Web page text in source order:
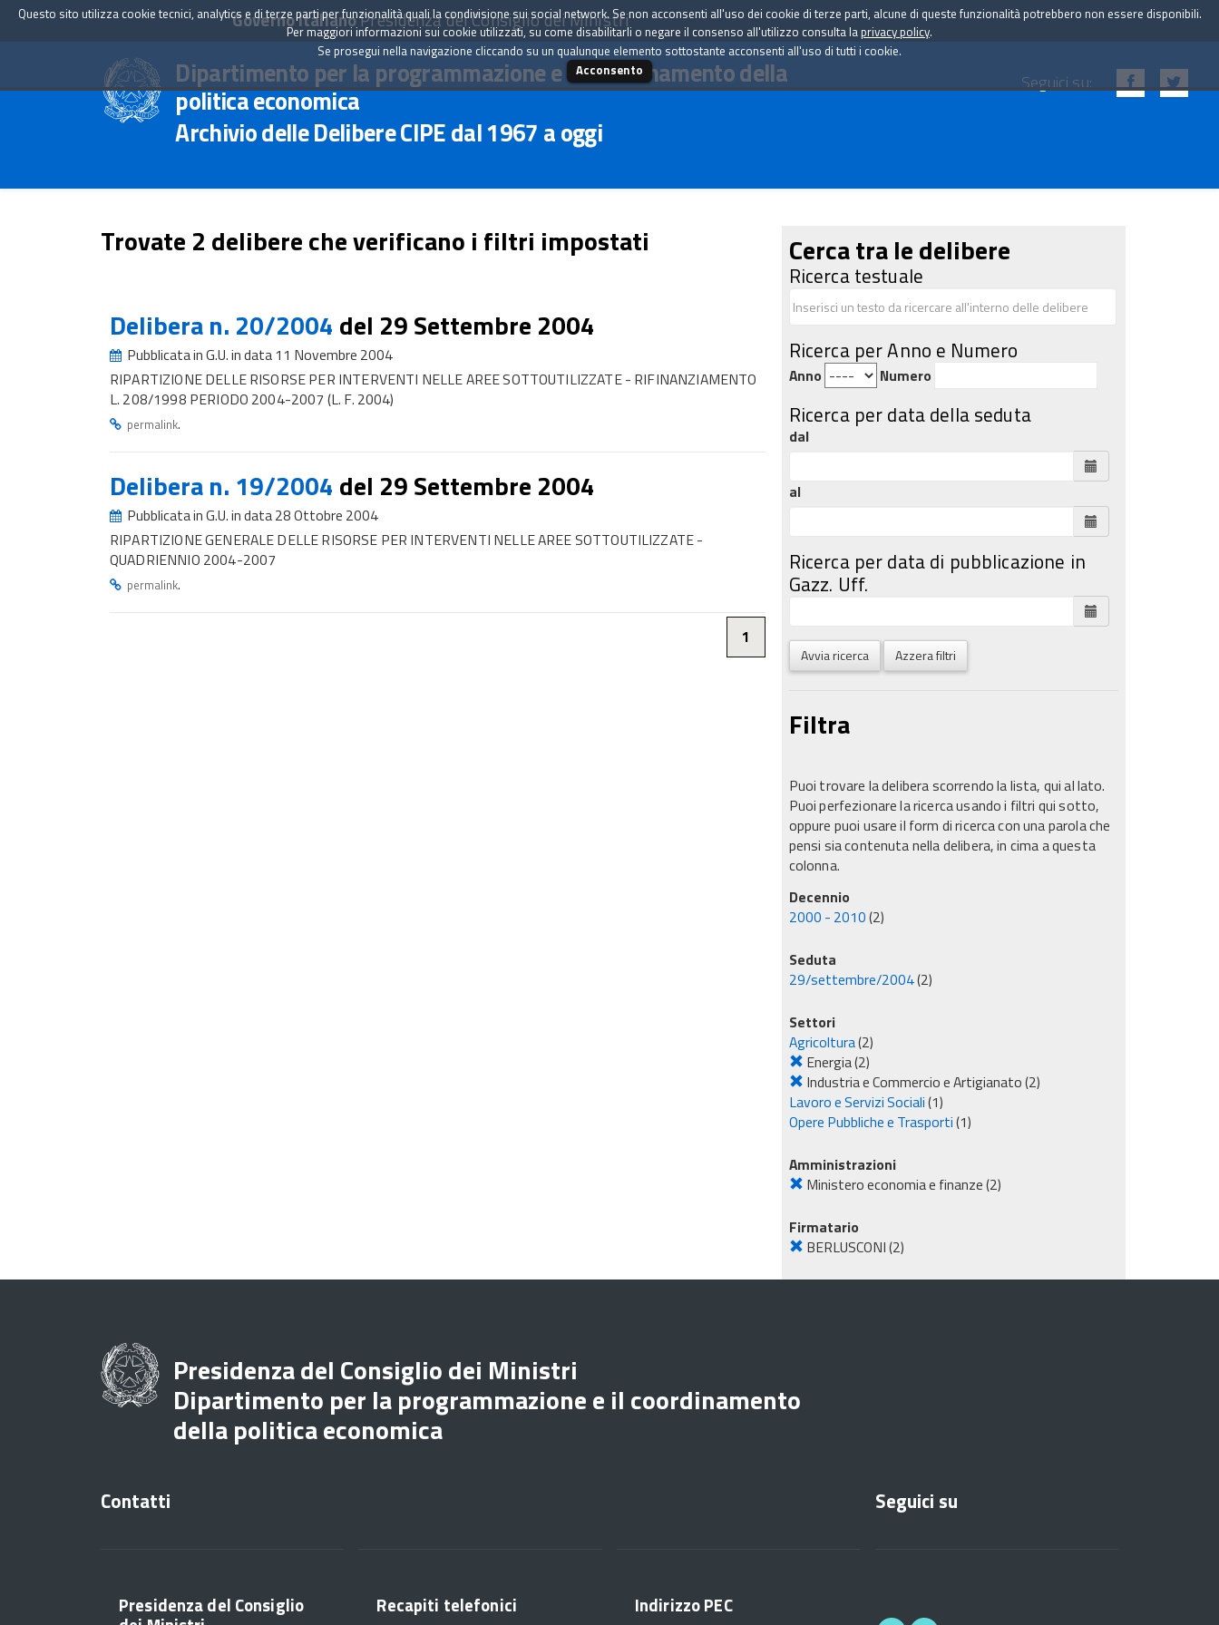
Governo ItalianoPresidenza del Consiglio dei Ministri
Dipartimento per la programmazione e il coordinamento della
politica economica
Archivio delle Delibere CIPE dal 1967 a oggi
Seguici su:
Trovate 2 delibere che verificano i filtri impostati
Delibera n. 20/2004 del 29 Settembre 2004
Pubblicata in G.U. in data 11 Novembre 2004
RIPARTIZIONE DELLE RISORSE PER INTERVENTI NELLE AREE SOTTOUTILIZZATE - RIFINANZIAMENTO
L. 208/1998 PERIODO 2004-2007 (L. F. 2004)
permalink.
Delibera n. 19/2004 del 29 Settembre 2004
Pubblicata in G.U. in data 28 Ottobre 2004
RIPARTIZIONE GENERALE DELLE RISORSE PER INTERVENTI NELLE AREE SOTTOUTILIZZATE -
QUADRIENNIO 2004-2007
permalink.
1
Cerca tra le delibere
Ricerca testuale
Ricerca per Anno e Numero
Anno Numero
Ricerca per data della seduta
dal
al
Ricerca per data di pubblicazione in
Gazz. Uff.
Avvia ricerca Azzera filtri
Filtra
Puoi trovare la delibera scorrendo la lista, qui al lato.
Puoi perfezionare la ricerca usando i filtri qui sotto,
oppure puoi usare il form di ricerca con una parola che
pensi sia contenuta nella delibera, in cima a questa
colonna.
Decennio
2000 - 2010(2)
Seduta
29/settembre/2004(2)
Settori
Agricoltura(2)
Energia(2)
Industria e Commercio e Artigianato(2)
Lavoro e Servizi Sociali(1)
Opere Pubbliche e Trasporti(1)
Amministrazioni
Ministero economia e finanze(2)
Firmatario
BERLUSCONI(2)
Questo sito utilizza cookie tecnici, analytics e di terze parti per funzionalità quali la condivisione sui social network. Se non acconsenti all'uso dei cookie di terze parti, alcune di queste funzionalità potrebbero non essere disponibili.
Per maggiori informazioni sui cookie utilizzati, su come disabilitarli o negare il consenso all'utilizzo consulta la privacy policy.
Se prosegui nella navigazione cliccando su un qualunque elemento sottostante acconsenti all'uso di tutti i cookie.
Acconsento
Presidenza del Consiglio dei Ministri
Dipartimento per la programmazione e il coordinamento
della politica economica
Contatti
Presidenza del Consiglio Recapiti telefonici Indirizzo PEC
Seguici su